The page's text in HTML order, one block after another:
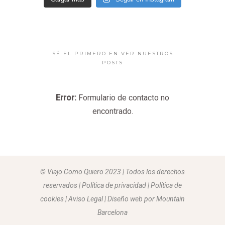
SÉ EL PRIMERO EN VER NUESTROS
POSTS
Error: Formulario de contacto no
encontrado.
© Viajo Como Quiero 2023 | Todos los derechos
reservados | Política de privacidad | Política de
cookies | Aviso Legal |Diseño web por Mountain
Barcelona